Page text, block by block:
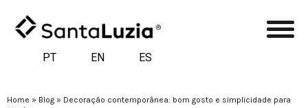
PT EN ES
Home » Blog » Decoração contemporânea: bom gosto e simplicidade para